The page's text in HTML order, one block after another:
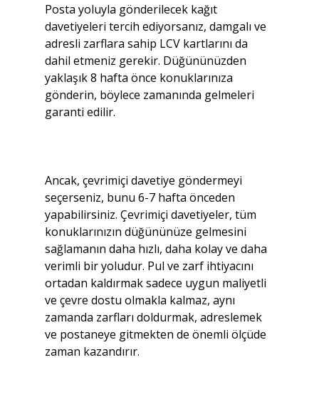
Posta yoluyla gönderilecek kağıt
davetiyeleri tercih ediyorsanız, damgalı ve
adresli zarflara sahip LCV kartlarını da
dahil etmeniz gerekir. Düğününüzden
yaklaşık 8 hafta önce konuklarınıza
gönderin, böylece zamanında gelmeleri
garanti edilir.
Ancak, çevrimiçi davetiye göndermeyi
seçerseniz, bunu 6-7 hafta önceden
yapabilirsiniz. Çevrimiçi davetiyeler, tüm
konuklarınızın düğününüze gelmesini
sağlamanın daha hızlı, daha kolay ve daha
verimli bir yoludur. Pul ve zarf ihtiyacını
ortadan kaldırmak sadece uygun maliyetli
ve çevre dostu olmakla kalmaz, aynı
zamanda zarfları doldurmak, adreslemek
ve postaneye gitmekten de önemli ölçüde
zaman kazandırır.